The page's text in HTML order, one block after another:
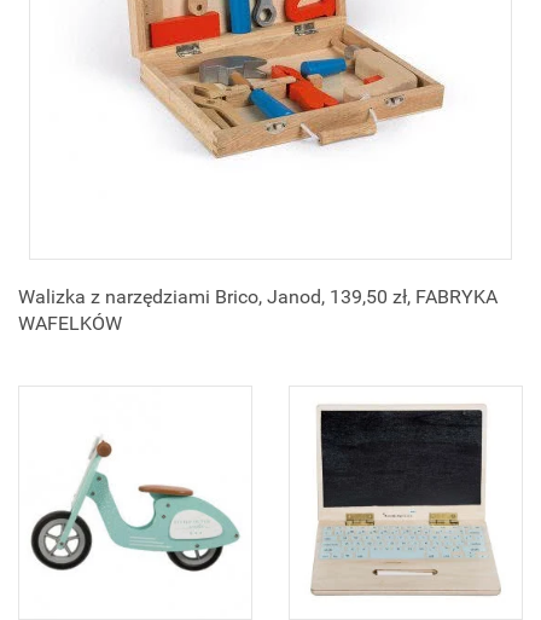
Walizka z narzędziami Brico, Janod, 139,50 zł, FABRYKA
WAFELKÓW